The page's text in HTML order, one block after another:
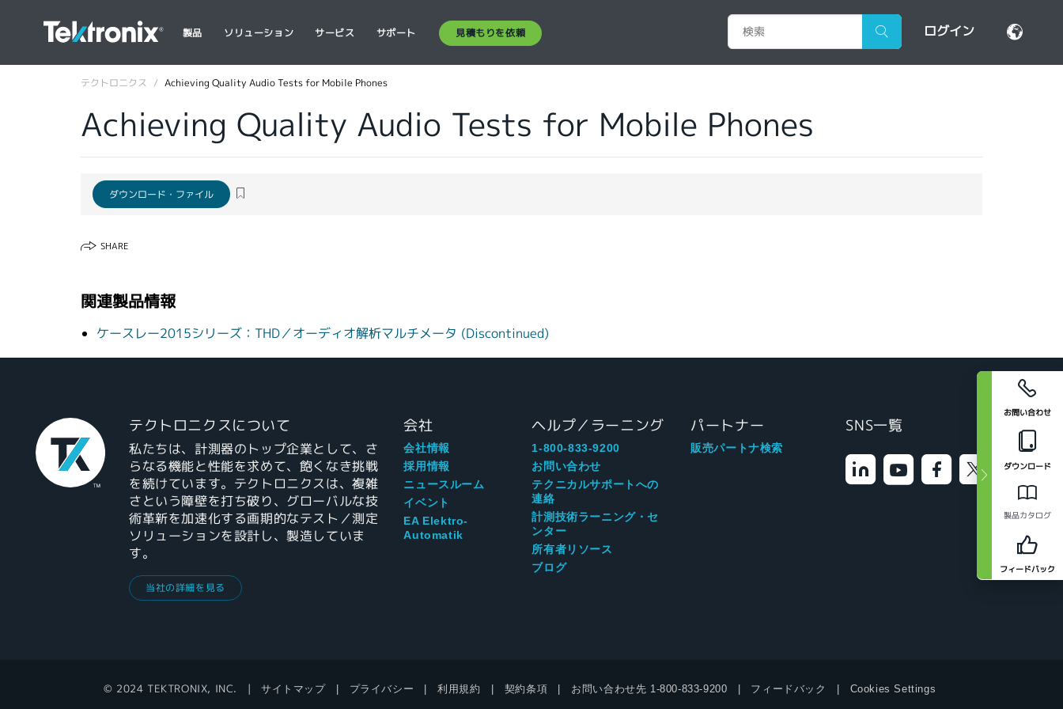
製品 ソリューション サービス サポート 見積もりを依頼 ログイン
お問い合わせ
ダウンロード
製品カタログ
フィードバック
テクトロニクス Achieving Quality Audio Tests for Mobile Phones
Achieving Quality Audio Tests for Mobile Phones
ダウンロード・ファイル
SHARE
関連製品情報
ケースレー2015シリーズ：THD／オーディオ解析マルチメータ (Discontinued)
テクトロニクスについて
私たちは、計測器のトップ企業として、さ
らなる機能と性能を求めて、飽くなき挑戦
を続けています。テクトロニクスは、複雑
さという障壁を打ち破り、グローバルな技
術革新を加速化する画期的なテスト／測定
ソリューションを設計し、製造していま
す。
当社の詳細を見る
会社
会社情報
採用情報
ニュースルーム
イベント
EA Elektro-
Automatik
ヘルプ／ラーニング
1-800-833-9200
お問い合わせ
テクニカルサポートへの
連絡
計測技術ラーニング・セ
ンター
所有者リソース
ブログ
パートナー
販売パートナ検索
SNS一覧
© 2024 TEKTRONIX, INC. サイトマップ プライバシー 利用規約 契約条項 お問い合わせ先 1-800-833-9200 フィードバック Cookies Settings